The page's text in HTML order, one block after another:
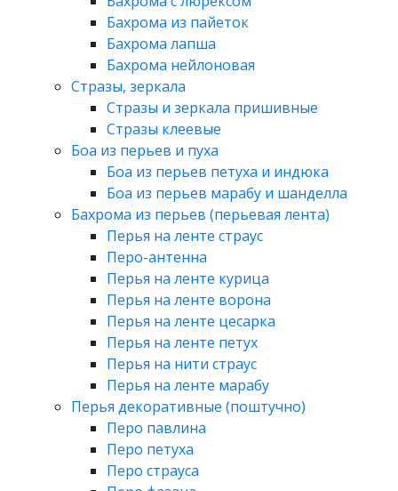
Бахрома из пайеток
Бахрома лапша
Бахрома нейлоновая
Стразы, зеркала
Стразы и зеркала пришивные
Стразы клеевые
Боа из перьев и пуха
Боа из перьев петуха и индюка
Боа из перьев марабу и шанделла
Бахрома из перьев (перьевая лента)
Перья на ленте страус
Перо-антенна
Перья на ленте курица
Перья на ленте ворона
Перья на ленте цесарка
Перья на ленте петух
Перья на нити страус
Перья на ленте марабу
Перья декоративные (поштучно)
Перо павлина
Перо петуха
Перо страуса